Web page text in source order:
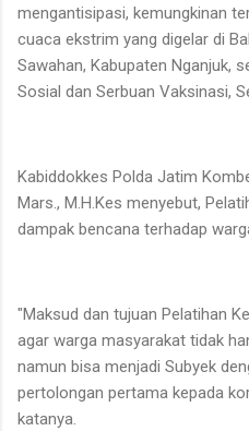
mengantisipasi, kemungkinan
cuaca ekstrim yang digelar di
Sawahan, Kabupaten Nganjuk,
Sosial dan Serbuan Vaksinasi,
Kabiddokkes Polda Jatim
Mars., M.H.Kes menyebut,
dampak bencana terhadap
"Maksud dan tujuan Pelatihan
agar warga masyarakat tidak
namun bisa menjadi Subyek
pertolongan pertama kepada
katanya.